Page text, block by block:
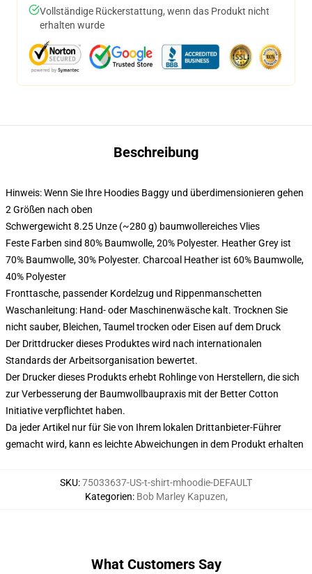
Vollständige Rückerstattung, wenn das Produkt nicht
erhalten wurde
Beschreibung
Hinweis: Wenn Sie Ihre Hoodies Baggy und überdimensionieren gehen
2 Größen nach oben
Schwergewicht 8.25 Unze (~280 g) baumwollereiches Vlies
Feste Farben sind 80% Baumwolle, 20% Polyester. Heather Grey ist
70% Baumwolle, 30% Polyester. Charcoal Heather ist 60% Baumwolle,
40% Polyester
Fronttasche, passender Kordelzug und Rippenmanschetten
Waschanleitung: Hand- oder Maschinenwäsche kalt. Trocknen Sie
nicht sauber, Bleichen, Taumel trocken oder Eisen auf dem Druck
Der Drittdrucker dieses Produktes wird nach internationalen
Standards der Arbeitsorganisation bewertet.
Der Drucker dieses Produkts erhebt Rohlinge von Herstellern, die sich
zur Verbesserung der Baumwollbaupraxis mit der Better Cotton
Initiative verpflichtet haben.
Da jeder Artikel nur für Sie von Ihrem lokalen Drittanbieter-Führer
gemacht wird, kann es leichte Abweichungen in dem Produkt erhalten
SKU:75033637-US-t-shirt-mhoodie-DEFAULT
Kategorien: Bob Marley Kapuzen,
What Customers Say